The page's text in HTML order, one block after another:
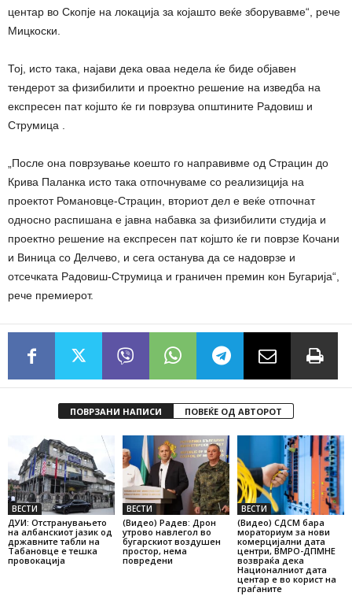
центар во Скопје на локација за којашто веќе зборувавме“, рече
Мицкоски.
Тој, исто така, најави дека оваа недела ќе биде објавен
тендерот за физибилити и проектно решение на изведба на
експресен пат којшто ќе ги поврзува општините Радовиш и
Струмица .
„После она поврзување коешто го направивме од Страцин до
Крива Паланка исто така отпочнуваме со реализиција на
проектот Романовце-Страцин, вториот дел е веќе отпочнат
односно распишана е јавна набавка за физибилити студија и
проектно решение на експресен пат којшто ќе ги поврзе Кочани
и Виница со Делчево, и сега останува да се надоврзе и
отсечката Радовиш-Струмица и граничен премин кон Бугарија“,
рече премиерот.
ПОВРЗАНИ НАПИСИ ПОВЕЌЕ ОД АВТОРОТ
ВЕСТИ
ДУИ: Отстранувањето
на албанскиот јазик од
државните табли на
Табановце е тешка
провокација
ВЕСТИ
(Видео) Радев: Дрон
утрово навлегол во
бугарскиот воздушен
простор, нема
повредени
ВЕСТИ
(Видео) СДСМ бара
мораториум за нови
комерцијални дата
центри, ВМРО-ДПМНЕ
возвраќа дека
Националниот дата
центар е во корист на
граѓаните